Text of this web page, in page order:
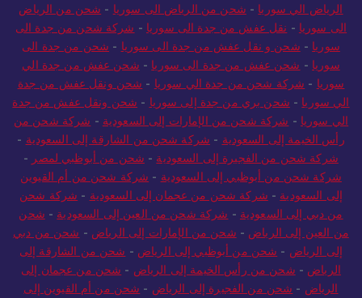
الرياض الي سوريا - شحن من الرياض الى سوريا - شحن من الرياض
الى سوريا - نقل عفش من جدة الى سوريا - شركة شحن من جدة الى
سوريا - شحن و نقل عفش من جدة الى سوريا - شحن من جدة الى
سوريا - شحن عفش من جدة الى سوريا - شحن عفش من جدة الي
سوريا - شركة شحن من جدة الي سوريا - شحن ونقل عفش من جدة
الي سوريا - شحن بري من جدة إلى سوريا - شحن ونقل عفش من جدة
الي سوريا - شركة شحن من الإمارات إلى السعودية - شركة شحن من
رأس الخيمة إلى السعودية - شركة شحن من الشارقة إلى السعودية -
شركة شحن من الفجيرة إلى السعودية - شحن من أبوظبي لمصر -
شركة شحن من أبوظبي إلى السعودية - شركة شحن من أم القيوين
إلى السعودية - شركة شحن من عجمان إلى السعودية - شركة شحن
من دبي إلى السعودية - شركة شحن من العين إلى السعودية - شحن
من العين إلى الرياض - شحن من الإمارات إلى الرياض - شحن من دبي
إلى الرياض - شحن من أبوظبي إلى الرياض - شحن من الشارقة إلى
الرياض - شحن من رأس الخيمة إلى الرياض - شحن من عجمان إلى
الرياض - شحن من الفجيرة إلى الرياض - شحن من أم القيوين إلى